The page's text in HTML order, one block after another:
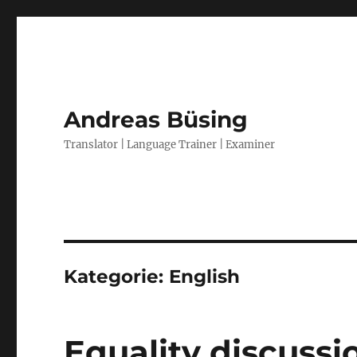
Andreas Büsing
Translator | Language Trainer | Examiner
Kategorie: English